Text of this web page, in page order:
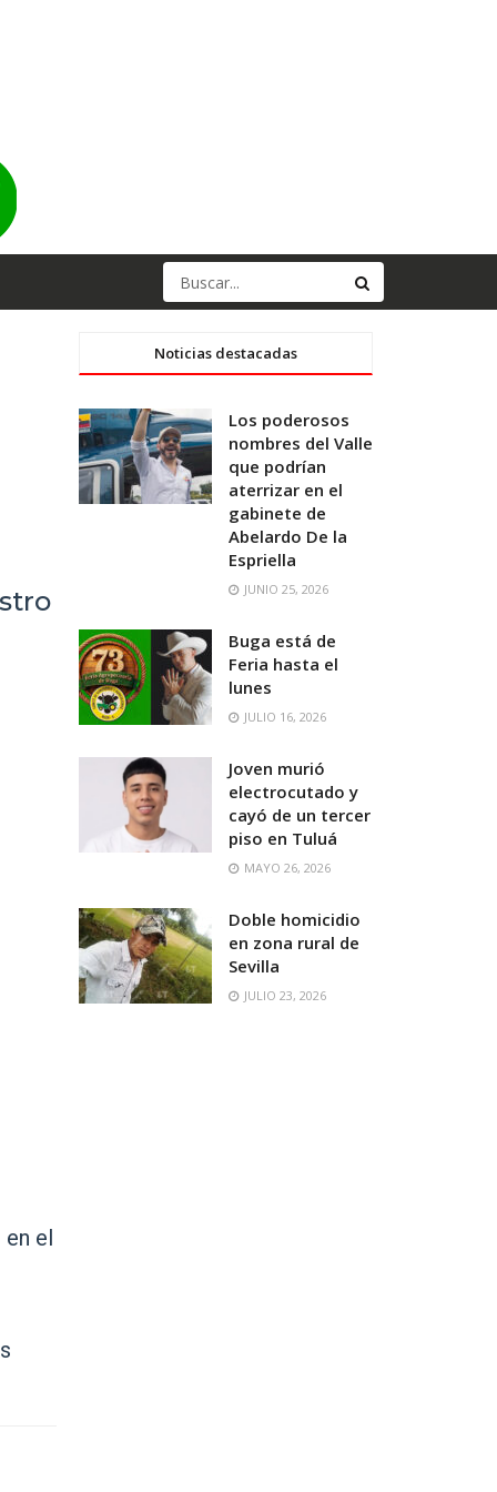
el
Noticias destacadas
Los poderosos
nombres del Valle
que podrían
aterrizar en el
gabinete de
Abelardo De la
Espriella
JUNIO 25, 2026
Buga está de
Feria hasta el
lunes
JULIO 16, 2026
Joven murió
electrocutado y
cayó de un tercer
piso en Tuluá
MAYO 26, 2026
Doble homicidio
en zona rural de
Sevilla
JULIO 23, 2026